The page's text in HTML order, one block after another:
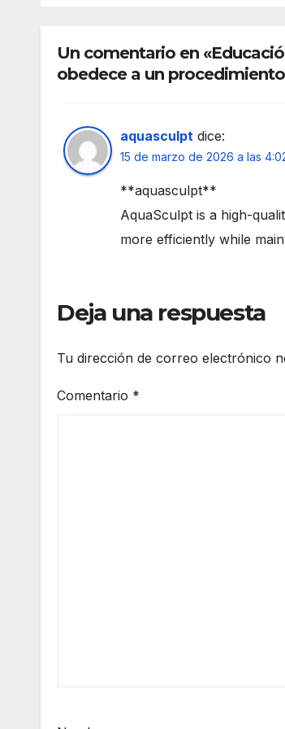
Un comentario en
obedece a un
aquasculpt dice:
15 de marzo de 2026 a las
**aquasculpt**
AquaSculpt is a high-
more efficiently while
Deja una respuesta
Tu dirección de correo electrónico
Comentario *